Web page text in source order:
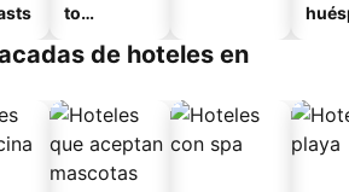
to
o
de hoteles en